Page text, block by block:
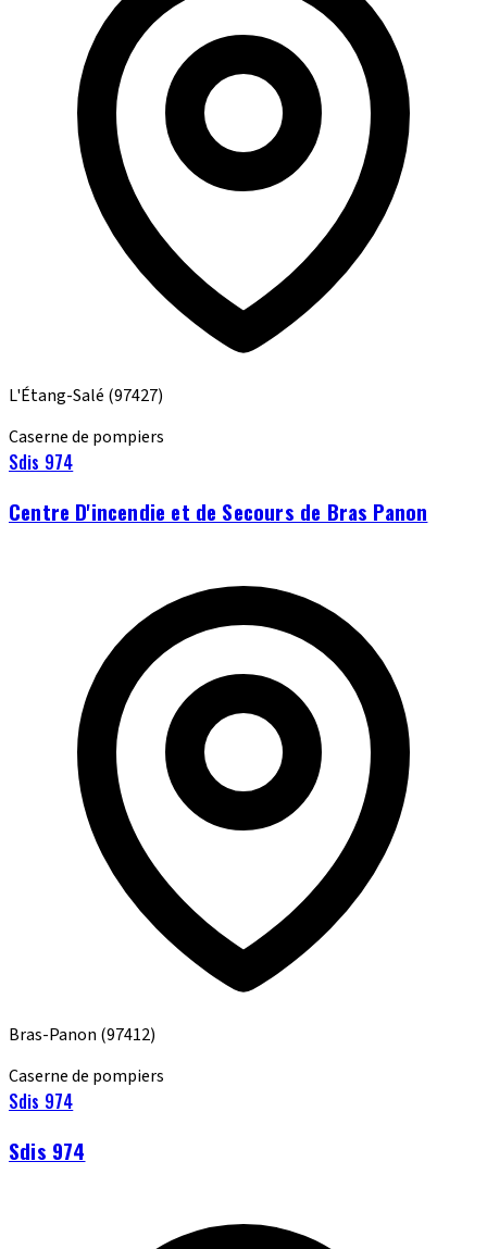
L'Étang-Salé (97427)
Caserne de pompiers
Sdis 974
Centre D'incendie et de Secours de Bras Panon
Bras-Panon (97412)
Caserne de pompiers
Sdis 974
Sdis 974